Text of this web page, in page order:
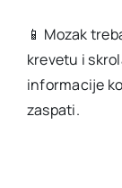
📱 Mozak
krevetu i
informacije
zaspati.